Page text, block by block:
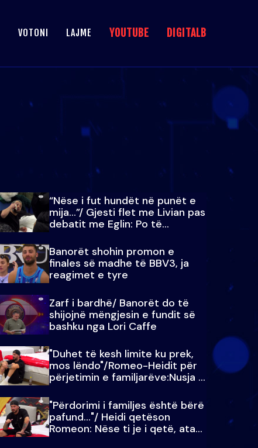
VOTONI LAJME YOUTUBE DIGITALB
“Nëse i fut hundët në punët e
mija…”/ Gjesti flet me Livian pas
debatit me Eglin: Po të
paralajmëroj
Banorët shohin promon e
finales së madhe të BBV3, ja
reagimet e tyre
Zarf i bardhë/ Banorët do të
shijojnë mëngjesin e fundit së
bashku nga Lori Caffe
"Duhet të kesh limite ku prek,
mos lëndo"/Romeo-Heidit për
përjetimin e familjarëve:Nusja e
Julit…
"Përdorimi i familjes është bërë
pafund…"/ Heidi qetëson
Romeon: Nëse ti je i qetë, ata
qetësohen